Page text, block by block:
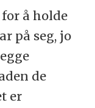
å holde
på seg, jo
de
er